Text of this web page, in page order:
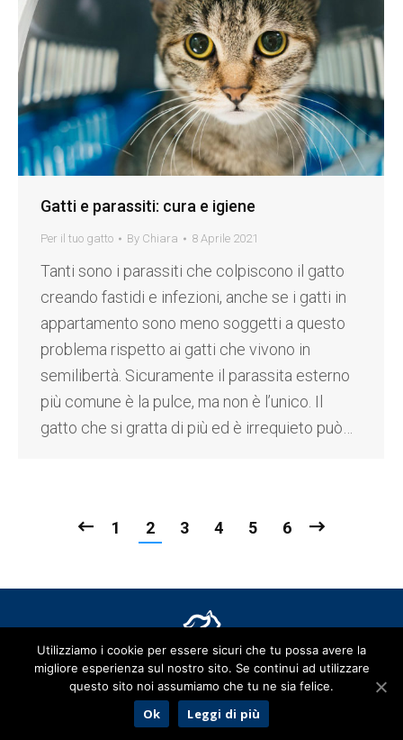
Gatti e parassiti: cura e igiene
Per il tuo gatto By Chiara 8 Aprile 2021
Tanti sono i parassiti che colpiscono il gatto
creando fastidi e infezioni, anche se i gatti in
appartamento sono meno soggetti a questo
problema rispetto ai gatti che vivono in
semilibertà. Sicuramente il parassita esterno
più comune è la pulce, ma non è l’unico. Il
gatto che si gratta di più ed è irrequieto può…
1 2 3 4 5 6
Clinica Veterinaria città di Saronno- Direttore Sanitario Dr. Paolo
Maria Vanzulli - MediVet ITALIA srl Unipersonale - Via Novara, 18 -
21047 Saronno (VA) - P.IVA 03591129130
Utilizziamo i cookie per essere sicuri che tu possa avere la
migliore esperienza sul nostro sito. Se continui ad utilizzare
questo sito noi assumiamo che tu ne sia felice.
Ok Leggi di più